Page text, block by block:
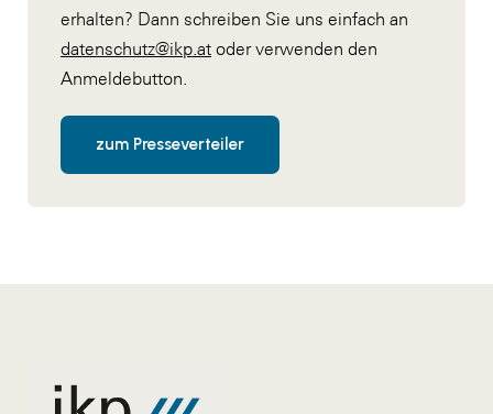
erhalten? Dann schreiben Sie uns einfach an
datenschutz@ikp.at oder verwenden den
Anmeldebutton.
zum Presseverteiler